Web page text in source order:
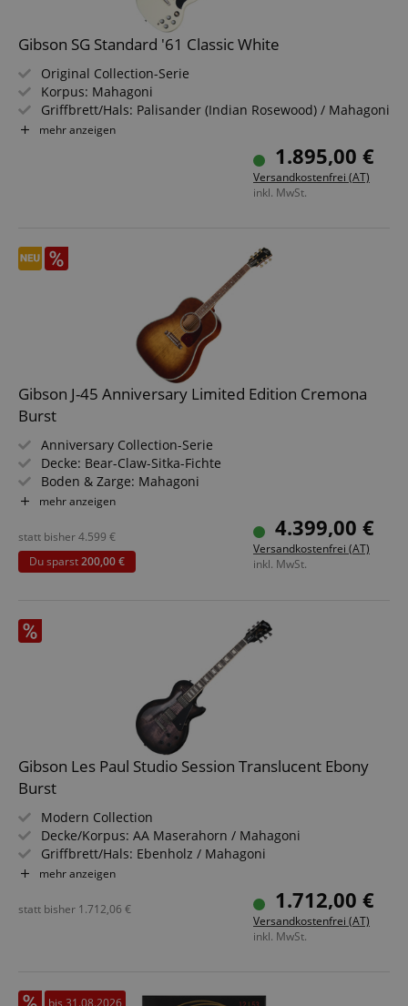
Gibson SG Standard '61 Classic White
Original Collection-Serie
Korpus: Mahagoni
Griffbrett/Hals: Palisander (Indian Rosewood) / Mahagoni
Tonabnehmer: 2x Gibson 60s BurstBucker Humbucker
Farbe & Finish: Classic White, Gloss Nitrocellulose
mehr anzeigen
1.895,00 €
Versandkostenfrei (AT)
inkl. MwSt.
Gibson J-45 Anniversary Limited Edition Cremona
Burst
Anniversary Collection-Serie
Decke: Bear-Claw-Sitka-Fichte
Boden & Zarge: Mahagoni
Griffbrett/Hals: Palisander / Mahagoni
Elektronik: L.R. Baggs VTC Piezo-Tonabnehmer mit
aktivem Vorverstärker
Farbe & Finish: Cremona Burst, Gloss Nitrocellulose
mehr anzeigen
4.399,00 €
Versandkostenfrei (AT)
inkl. MwSt.
statt bisher4.599 €
Du sparst200,00 €
Gibson Les Paul Studio Session Translucent Ebony
Burst
Modern Collection
Decke/Korpus: AA Maserahorn / Mahagoni
Griffbrett/Hals: Ebenholz / Mahagoni
Tonabnehmer: '57 Classic / '57 Classic+ (HH)
Farbe & Finish: Translucent Ebony Burst, Gloss
Inklusive Leichtkoffer
mehr anzeigen
1.712,00 €
Versandkostenfrei (AT)
inkl. MwSt.
statt bisher 1.712,06 €
bis 31.08.2026